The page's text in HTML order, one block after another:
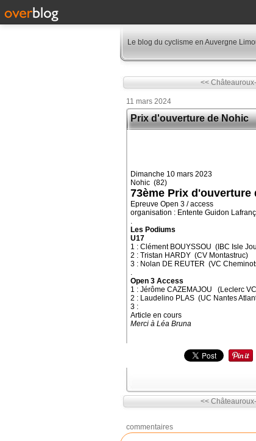
Le blog du cyclisme en Auvergne
<<
11 mars 2024
Prix d'ouverture de Nohic
Dimanche 10 mars 2023
Nohic (82)
73ème Prix d'ouverture
Epreuve Open 3 / access
organisation : Entente Guidon
.
Les Podiums
U17
1 : Clément BOUYSSOU (IBC Isle
2 : Tristan HARDY (CV Montastruc)
3 : Nolan DE REUTER (VC
.
Open 3 Access
1 : Jérôme CAZEMAJOU (Leclerc
2 : Laudelino PLAS (UC Nantes
3 :
Article en cours
Merci à Léa Bruna
<<
commentaires